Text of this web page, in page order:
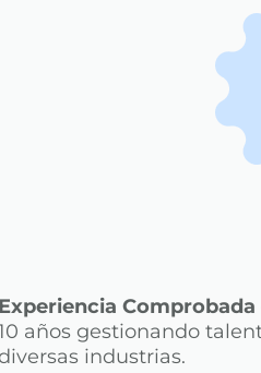
Experiencia Comprobada
años gestionando
diversas industrias.